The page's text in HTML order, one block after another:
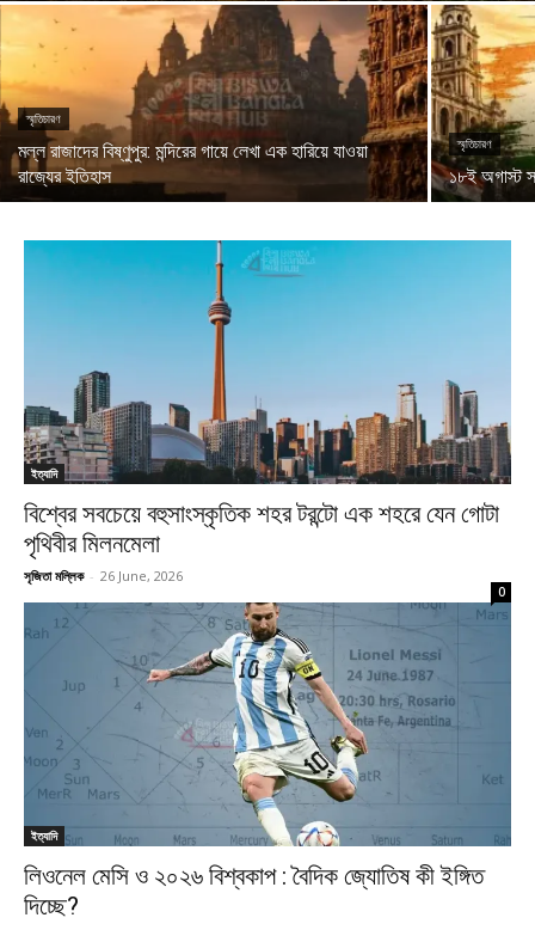
স্মৃতিচারণ
মল্ল রাজাদের বিষ্ণুপুর: মন্দিরের গায়ে লেখা এক হারিয়ে যাওয়া
রাজ্যের ইতিহাস
স্মৃতিচারণ
১৮ই অগাস্ট
ইত্যাদি
বিশ্বের সবচেয়ে বহুসাংস্কৃতিক শহর টরন্টো এক শহরে যেন গোটা
পৃথিবীর মিলনমেলা
সৃজিতা মল্লিক - 26 June, 2026
0
ইত্যাদি
লিওনেল মেসি ও ২০২৬ বিশ্বকাপ : বৈদিক জ্যোতিষ কী ইঙ্গিত
দিচ্ছে?